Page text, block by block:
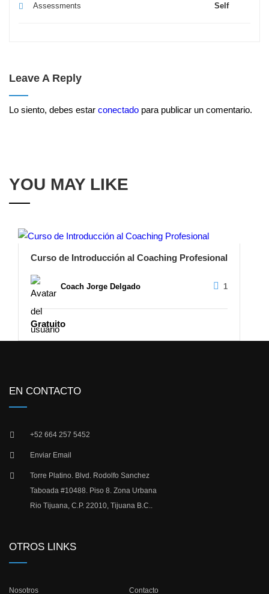
Assessments Self
Leave A Reply
Lo siento, debes estar conectado para publicar un comentario.
YOU MAY LIKE
Curso de Introducción al Coaching Profesional
Coach Jorge Delgado 1
Gratuito
EN CONTACTO
+52 664 257 5452
Enviar Email
Torre Platino. Blvd. Rodolfo Sanchez
Taboada #10488. Piso 8. Zona Urbana
Rio Tijuana, C.P. 22010, Tijuana B.C..
OTROS LINKS
Nosotros Contacto